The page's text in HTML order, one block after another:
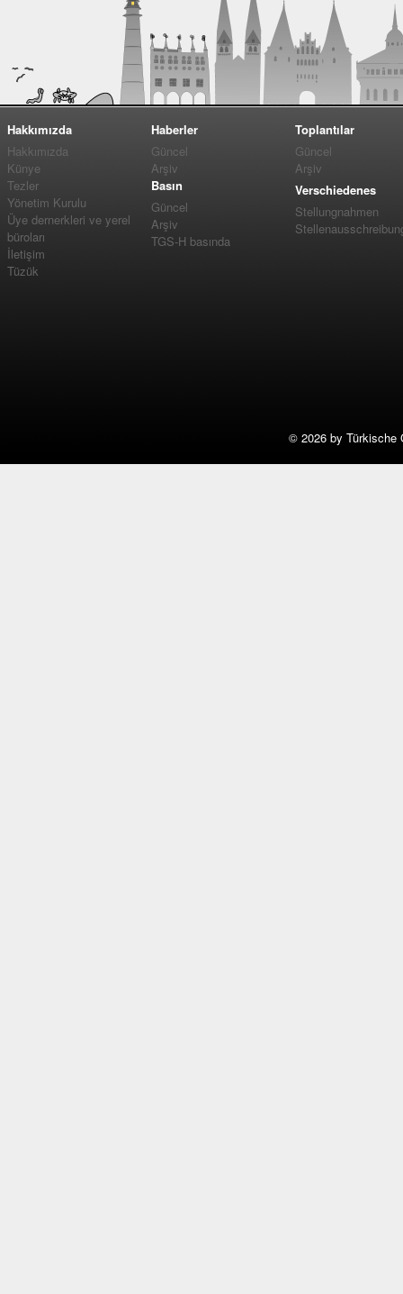
Hakkımızda
Hakkımızda
Künye
Tezler
Yönetim Kurulu
Üye dernerkleri ve yerel
büroları
İletişim
Tüzük
Haberler
Güncel
Arşiv
Basın
Güncel
Arşiv
TGS-H basında
Toplantılar
Güncel
Arşiv
Verschiedenes
Stellungnahmen
© 2026 by Türkische